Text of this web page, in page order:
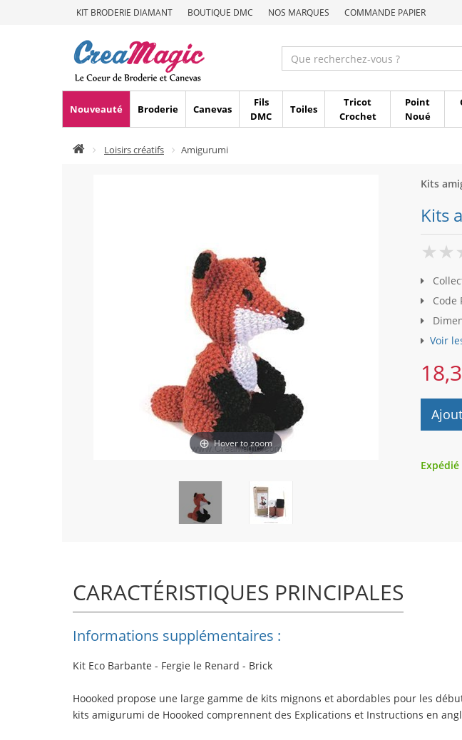
KIT BRODERIE DIAMANT BOUTIQUE DMC NOS MARQUES COMMANDE PAPIER
Nouveauté Broderie Canevas
Fils
DMC
Toiles
Tricot
Crochet
Point
Noué
Loisirs créatifs Amigurumi
Hover to zoom
Kits
Kits
Code
Voir
Expédié
CARACTÉRISTIQUES PRINCIPALES
Informations supplémentaires :
Kit Eco Barbante - Fergie le Renard - Brick
Hoooked propose une large gamme de kits mignons et abordables pour les
kits amigurumi de Hoooked comprennent des Explications et Instructions en